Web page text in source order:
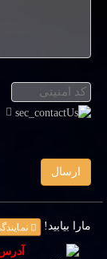
ارسال
مارا بیابید!